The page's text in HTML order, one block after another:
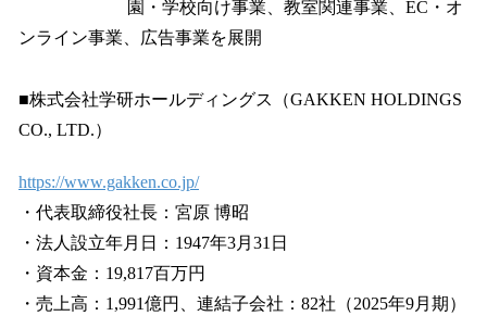
園・学校向け事業、教室関連事業、EC・オ
ンライン事業、広告事業を展開
■株式会社学研ホールディングス（GAKKEN HOLDINGS
CO., LTD.）
https://www.gakken.co.jp/
・代表取締役社長：宮原 博昭
・法人設立年月日：1947年3月31日
・資本金：19,817百万円
・売上高：1,991億円、連結子会社：82社（2025年9月期）